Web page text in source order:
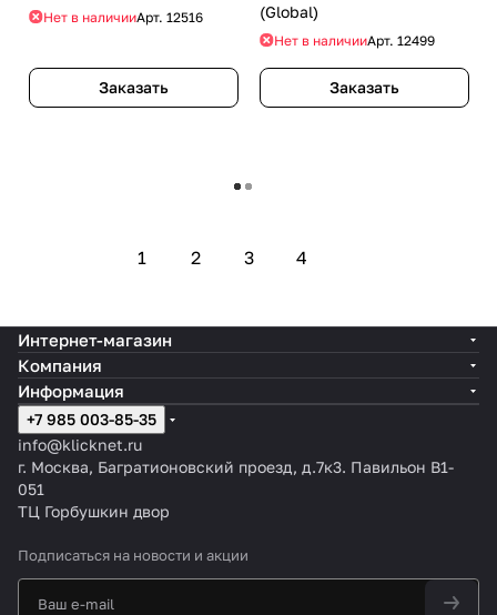
Нет в наличииАрт. 12516
Заказать
(Global)
Нет в наличииАрт. 12499
Заказать
Загрузить еще
1 2 3 4
Интернет-магазин
Компания
Информация
+7 985 003-85-35
info@klicknet.ru
г. Москва, Багратионовский проезд, д.7к3. Павильон B1-
051
ТЦ Горбушкин двор
Подписаться на новости и акции